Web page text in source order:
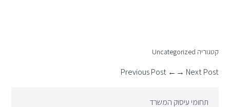
קטגוריה Uncategorized
← Previous Post Next Post →
תחומי עיסוק המשרד